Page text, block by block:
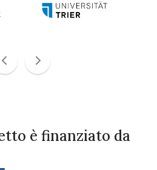
è finanziato da